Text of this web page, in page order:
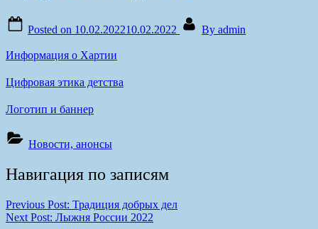
Posted on 10.02.202210.02.2022 Byadmin
Информация о Хартии
Цифровая этика детства
Логотип и баннер
Новости, анонсы
Навигация по записям
Previous Post: Традиция добрых дел
Next Post: Лыжня России 2022